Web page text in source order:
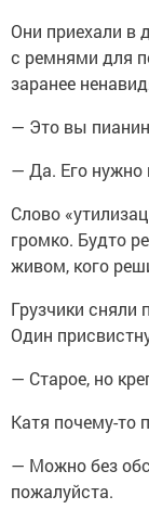
Они приехали в
с ремнями для
заранее
— Это вы
— Да. Его нужно
Слово
громко. Будто
живом, кого
Грузчики сняли
Один
— Старое, но
Катя почему-то
— Можно без
пожалуйста.